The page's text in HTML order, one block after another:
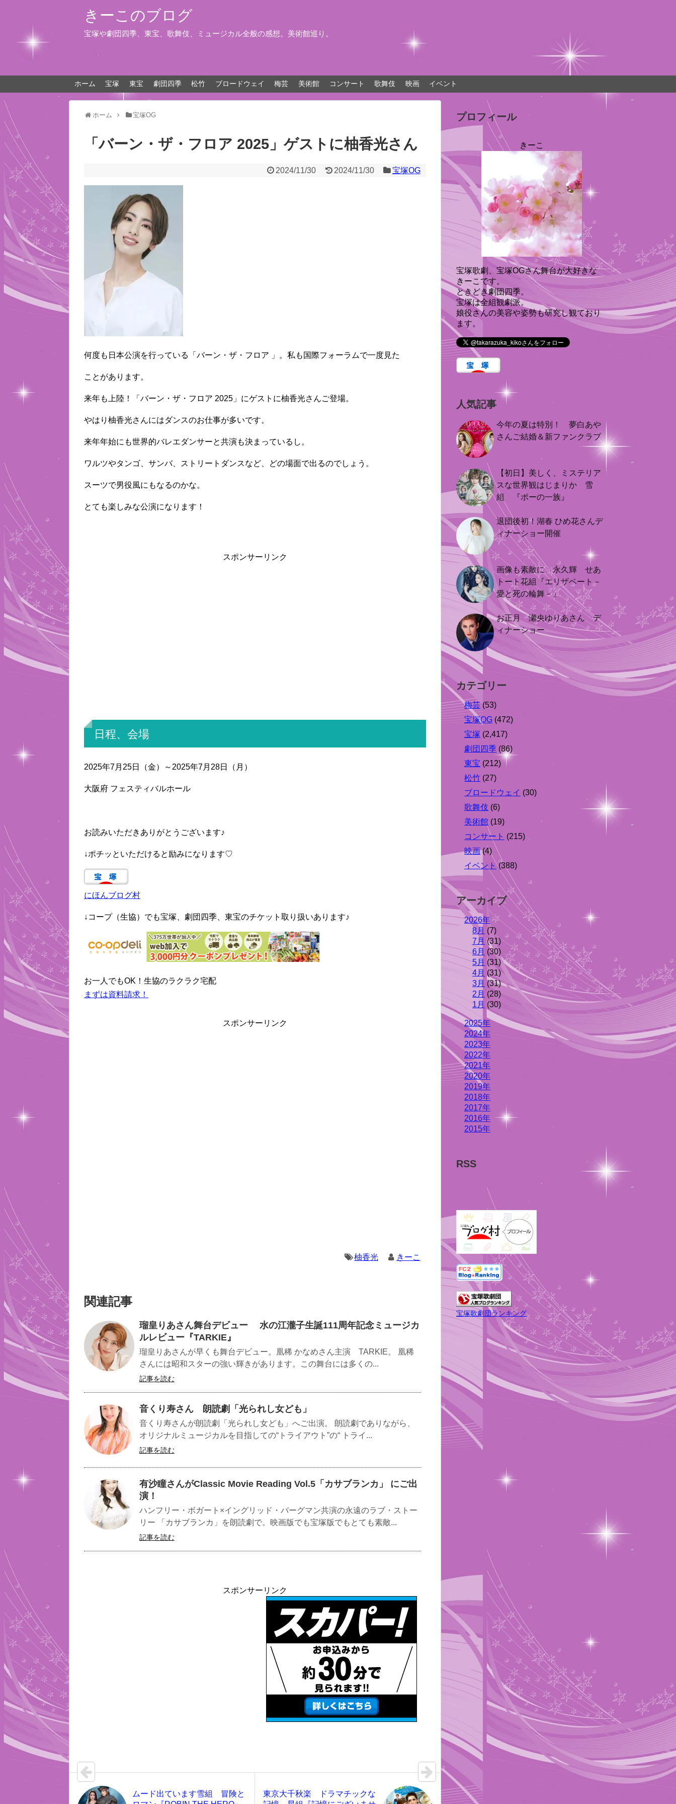
きーこのブログ
宝塚や劇団四季、東宝、歌舞伎、ミュージカル全般の感想。美術館巡り。
ホーム 宝塚 東宝 劇団四季 松竹 ブロードウェイ 梅芸 美術館 コンサート 歌舞伎 映画 イベント
ホーム 宝塚OG
「バーン・ザ・フロア 2025」ゲストに柚香光さん
2024/11/30 2024/11/30 宝塚OG
何度も日本公演を行っている「バーン・ザ・フロア 」。私も国際フォーラムで一度見た
ことがあります。
来年も上陸！「バーン・ザ・フロア 2025」にゲストに柚香光さんご登場。
やはり柚香光さんにはダンスのお仕事が多いです。
来年年始にも世界的バレエダンサーと共演も決まっているし。
ワルツやタンゴ、サンバ、ストリートダンスなど、どの場面で出るのでしょう。
スーツで男役風にもなるのかな。
とても楽しみな公演になります！
スポンサーリンク
日程、会場
2025年7月25日（金）～2025年7月28日（月）
大阪府 フェスティバルホール
お読みいただきありがとうございます♪
↓ポチッといただけると励みになります♡
にほんブログ村
↓コープ（生協）でも宝塚、劇団四季、東宝のチケット取り扱いあります♪
お一人でもOK！生協のラクラク宅配
まずは資料請求！
スポンサーリンク
柚香光 きーこ
関連記事
瑠皇りあさん舞台デビュー 水の江瀧子生誕111周年記念ミュージカ
ルレビュー『TARKIE』
瑠皇りあさんが早くも舞台デビュー。凰稀 かなめさん主演 TARKIE。 凰稀
さんには昭和スターの強い輝きがあります。この舞台には多くの...
記事を読む
音くり寿さん 朗読劇「光られし女ども」
音くり寿さんが朗読劇「光られし女ども」へご出演。 朗読劇でありながら、
オリジナルミュージカルを目指しての“トライアウト”の“ トライ...
記事を読む
有沙瞳さんがClassic Movie Reading Vol.5「カサブランカ」 にご出
演！
ハンフリー・ボガート×イングリッド・バーグマン共演の永遠のラブ・ストー
リー 「カサブランカ」を朗読劇で。映画版でも宝塚版でもとても素敵...
記事を読む
スポンサーリンク
ムード出ています雪組 冒険と
東京大千秋楽 ドラマチックな
プロフィール
きーこ
宝塚歌劇、宝塚OGさん舞台が大好きな
きーこです。
ときどき劇団四季。
宝塚は全組観劇派。
娘役さんの美容や姿勢も研究し観ており
ます。
人気記事
今年の夏は特別！ 夢白あや
さんご結婚＆新ファンクラブ
【初日】美しく、ミステリア
スな世界観はじまりか 雪
組 『ポーの一族』
退団後初！湖春 ひめ花さんデ
ィナーショー開催
画像も素敵に 永久輝 せあ
トート花組『エリザベート－
愛と死の輪舞－』
お正月 瀬央ゆりあさん デ
ィナーショー
カテゴリー
梅芸(53)
宝塚OG (472)
宝塚 (2,417)
劇団四季 (86)
東宝 (212)
松竹 (27)
ブロードウェイ (30)
歌舞伎 (6)
美術館 (19)
コンサート (215)
映画(4)
イベント(388)
アーカイブ
2026年
8月 (7)
7月 (31)
6月 (30)
5月 (31)
4月 (31)
3月 (31)
2月 (28)
1月 (30)
2025年
2024年
2023年
2022年
2021年
2020年
2019年
2018年
2017年
2016年
2015年
RSS
宝塚歌劇団ランキング